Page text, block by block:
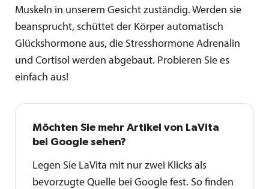
Muskeln in unserem Gesicht zuständig. Werden sie
beansprucht, schüttet der Körper automatisch
Glückshormone aus, die Stresshormone Adrenalin
und Cortisol werden abgebaut. Probieren Sie es
einfach aus!
Möchten Sie mehr Artikel von LaVita
bei Google sehen?
Legen Sie LaVita mit nur zwei Klicks als
bevorzugte Quelle bei Google fest. So finden